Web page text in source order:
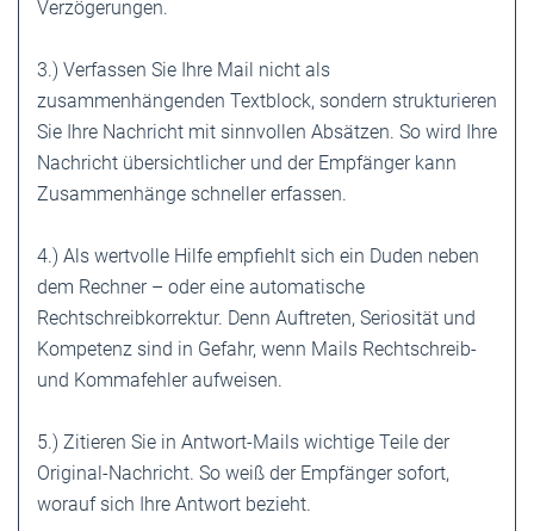
Verzögerungen.
3.) Verfassen Sie Ihre Mail nicht als
zusammenhängenden Textblock, sondern strukturieren
Sie Ihre Nachricht mit sinnvollen Absätzen. So wird Ihre
Nachricht übersichtlicher und der Empfänger kann
Zusammenhänge schneller erfassen.
4.) Als wertvolle Hilfe empfiehlt sich ein Duden neben
dem Rechner – oder eine automatische
Rechtschreibkorrektur. Denn Auftreten, Seriosität und
Kompetenz sind in Gefahr, wenn Mails Rechtschreib-
und Kommafehler aufweisen.
5.) Zitieren Sie in Antwort-Mails wichtige Teile der
Original-Nachricht. So weiß der Empfänger sofort,
worauf sich Ihre Antwort bezieht.